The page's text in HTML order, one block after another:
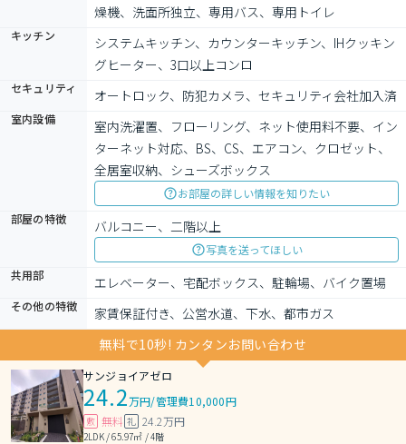
燥機、洗面所独立、専用バス、専用トイレ
キッチン
システムキッチン、カウンターキッチン、IHクッキン
グヒーター、3口以上コンロ
セキュリティ オートロック、防犯カメラ、セキュリティ会社加入済
室内設備
室内洗濯置、フローリング、ネット使用料不要、イン
ターネット対応、BS、CS、エアコン、クロゼット、
全居室収納、シューズボックス
お部屋の詳しい情報を知りたい
部屋の特徴
バルコニー、二階以上
写真を送ってほしい
共用部
エレベーター、宅配ボックス、駐輪場、バイク置場
その他の特徴
家賃保証付き、公営水道、下水、都市ガス
無料で10秒! カンタンお問い合わせ
サンジョイアゼロ
24.2万円/管理費10,000円
敷 無料 礼 24.2万円
2LDK / 65.97㎡ / 4階